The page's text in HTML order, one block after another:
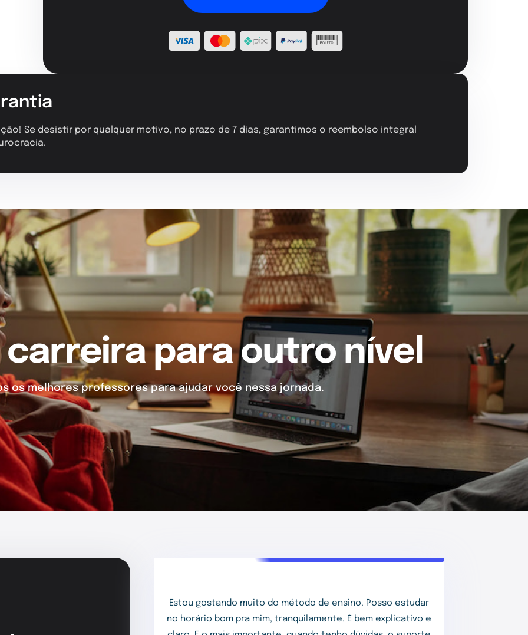
Se desistir por qualquer motivo, no prazo de 7 dias, garantimos o reembolso integral
carreira para outro nível
os melhores professores para ajudar você nessa jornada.
Estou gostando muito do método de ensino. Posso estudar
no horário bom pra mim, tranquilamente. É bem explicativo e